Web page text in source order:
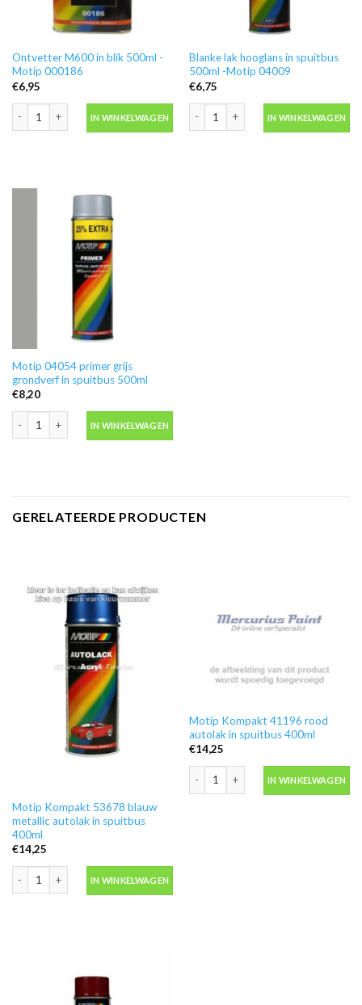
Ontvetter M600 in blik 500ml -
Motip 000186
€6,95
IN WINKELWAGEN
Blanke lak hooglans in spuitbus
500ml -Motip 04009
€6,75
IN WINKELWAGEN
Motip 04054 primer grijs
grondverf in spuitbus 500ml
€8,20
Motip 04054 primer grijs grondverf in spuitbus 500ml aantal
IN WINKELWAGEN
GERELATEERDE PRODUCTEN
Motip Kompakt 53678 blauw
metallic autolak in spuitbus
400ml
€14,25
Motip Kompakt 53678 blauw metallic autolak in spuitbus 400ml aantal
IN WINKELWAGEN
Motip Kompakt 41196 rood
autolak in spuitbus 400ml
€14,25
Motip Kompakt 41196 rood autolak
IN WINKELWAGEN